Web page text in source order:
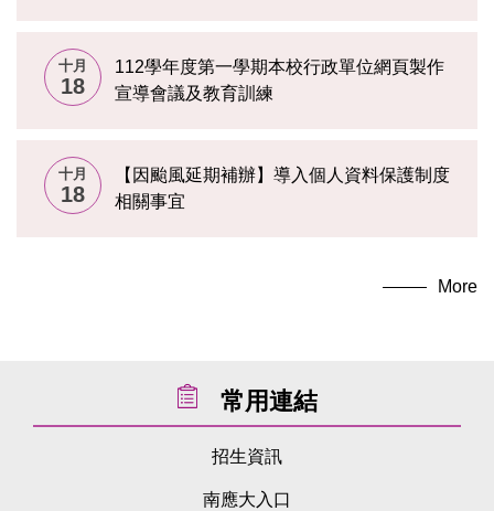
112學年度第一學期本校行政單位網頁製作
宣導會議及教育訓練
十月
18
【因颱風延期補辦】導入個人資料保護制度
相關事宜
十月
18
More
常用連結
招生資訊
南應大入口